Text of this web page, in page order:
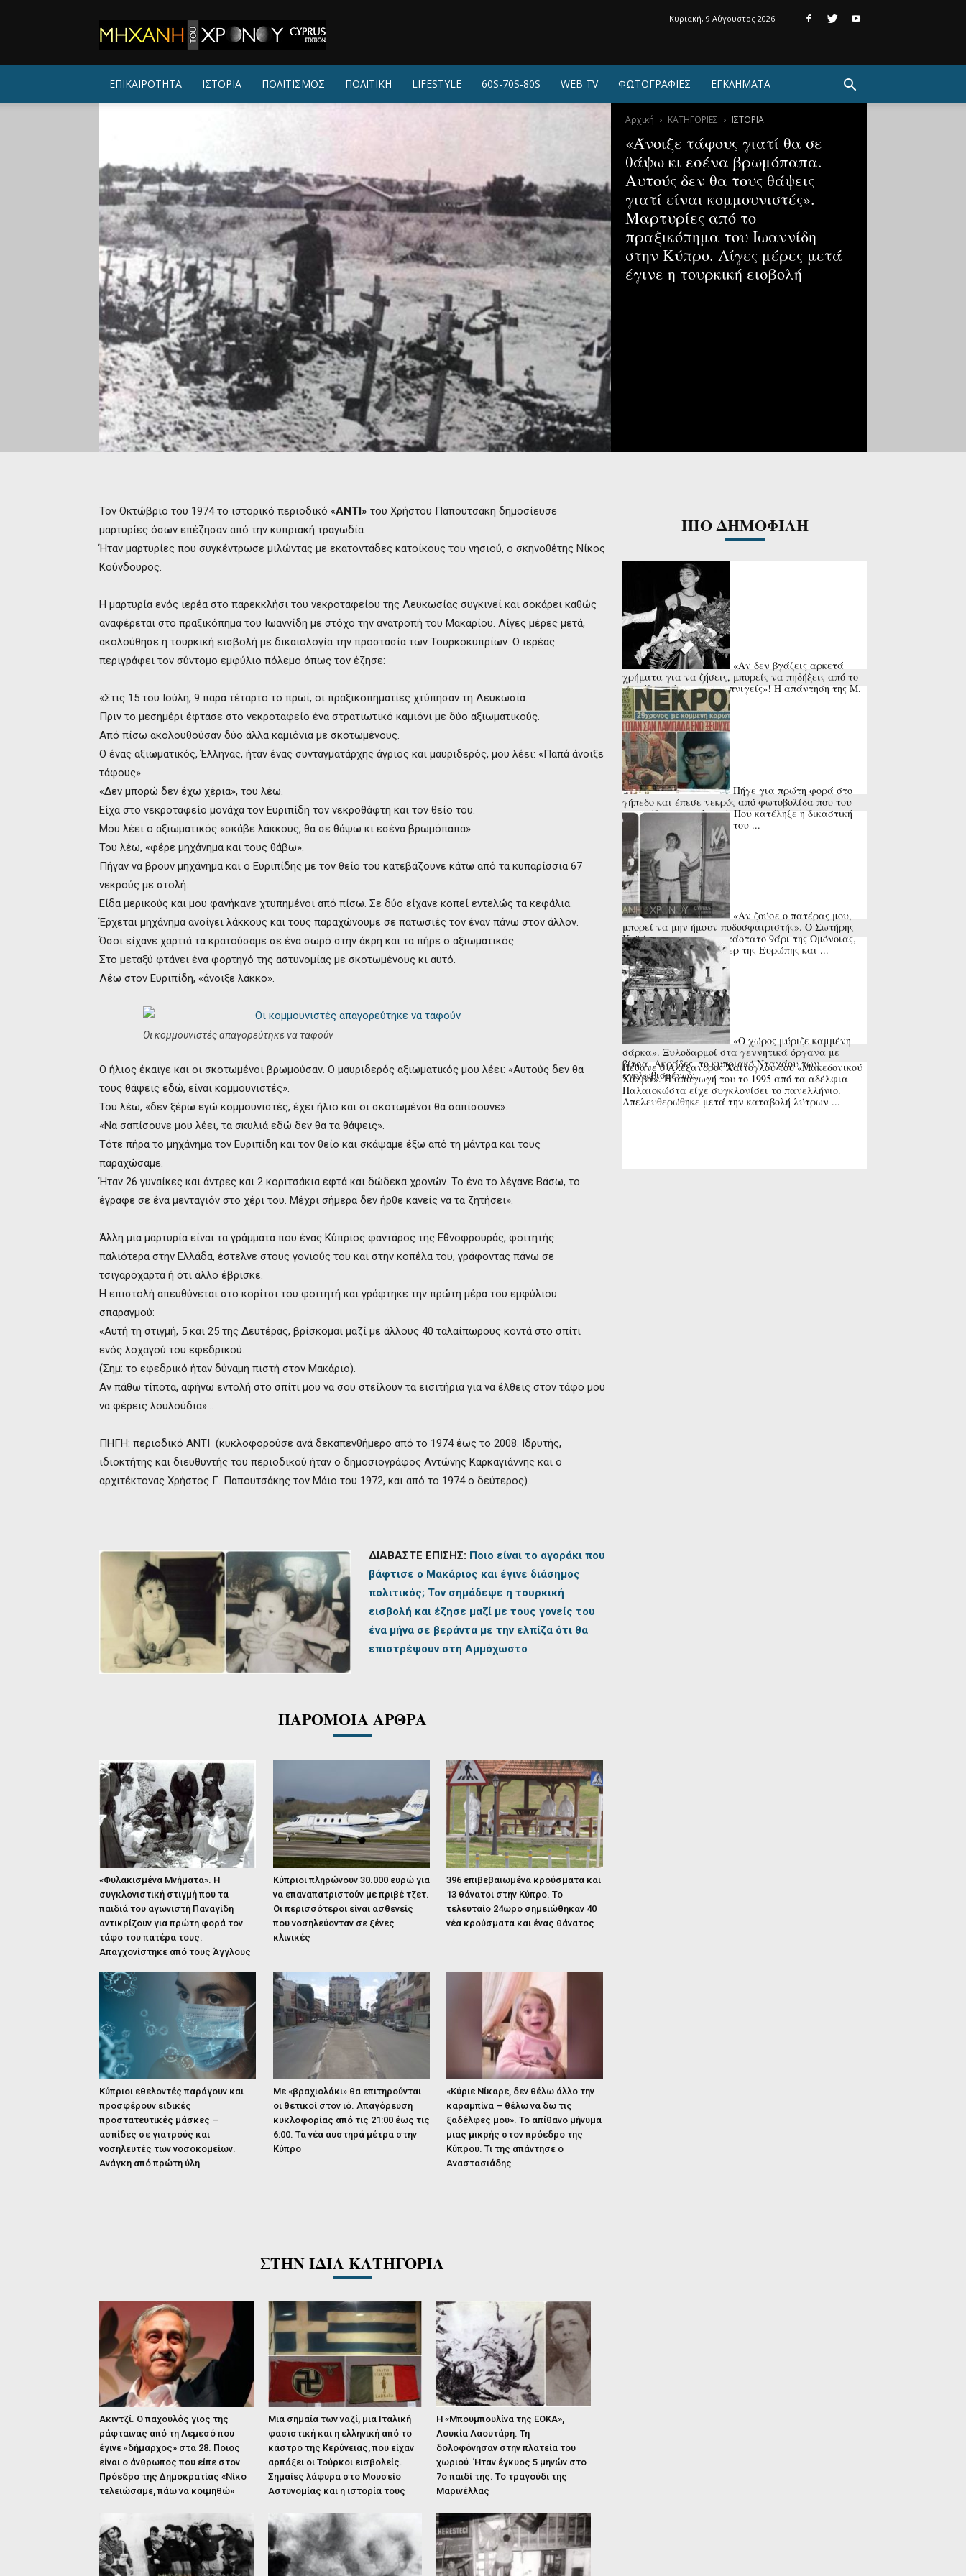
ΤΟΥ
ΧΡΟΝΟΥ
Κυριακή, 9 Αύγουστος 2026
ΕΠΙΚΑΙΡΟΤΗΤΑ ΙΣΤΟΡΙΑ ΠΟΛΙΤΙΣΜΟΣ ΠΟΛΙΤΙΚΗ LIFESTYLE 60S-70S-80S WEB TV ΦΩΤΟΓΡΑΦΙΕΣ ΕΓΚΛΗΜΑΤΑ
Αρχική ΚΑΤΗΓΟΡΙΕΣ ΙΣΤΟΡΙΑ
«Άνοιξε τάφους γιατί θα σε
θάψω κι εσένα βρωμόπαπα.
Αυτούς δεν θα τους θάψεις
γιατί είναι κομμουνιστές».
Μαρτυρίες από το
πραξικόπημα του Ιωαννίδη
στην Κύπρο. Λίγες μέρες μετά
έγινε η τουρκική εισβολή
Τον Οκτώβριο του 1974 το ιστορικό περιοδικό «ΑΝΤΙ» του Χρήστου Παπουτσάκη δημοσίευσε
μαρτυρίες όσων επέζησαν από την κυπριακή τραγωδία.
Ήταν μαρτυρίες που συγκέντρωσε μιλώντας με εκατοντάδες κατοίκους του νησιού, ο σκηνοθέτης Νίκος
Κούνδουρος.
Η μαρτυρία ενός ιερέα στο παρεκκλήσι του νεκροταφείου της Λευκωσίας συγκινεί και σοκάρει καθώς
αναφέρεται στο πραξικόπημα του Ιωαννίδη με στόχο την ανατροπή του Μακαρίου. Λίγες μέρες μετά,
ακολούθησε η τουρκική εισβολή με δικαιολογία την προστασία των Τουρκοκυπρίων. Ο ιερέας
περιγράφει τον σύντομο εμφύλιο πόλεμο όπως τον έζησε:
«Στις 15 του Ιούλη, 9 παρά τέταρτο το πρωί, οι πραξικοπηματίες χτύπησαν τη Λευκωσία.
Πριν το μεσημέρι έφτασε στο νεκροταφείο ένα στρατιωτικό καμιόνι με δύο αξιωματικούς.
Από πίσω ακολουθούσαν δύο άλλα καμιόνια με σκοτωμένους.
Ο ένας αξιωματικός, Έλληνας, ήταν ένας συνταγματάρχης άγριος και μαυριδερός, μου λέει: «Παπά άνοιξε
τάφους».
«Δεν μπορώ δεν έχω χέρια», του λέω.
Είχα στο νεκροταφείο μονάχα τον Ευριπίδη τον νεκροθάφτη και τον θείο του.
Μου λέει ο αξιωματικός «σκάβε λάκκους, θα σε θάψω κι εσένα βρωμόπαπα».
Του λέω, «φέρε μηχάνημα και τους θάβω».
Πήγαν να βρουν μηχάνημα και ο Ευριπίδης με τον θείο του κατεβάζουνε κάτω από τα κυπαρίσσια 67
νεκρούς με στολή.
Είδα μερικούς και μου φανήκανε χτυπημένοι από πίσω. Σε δύο είχανε κοπεί εντελώς τα κεφάλια.
Έρχεται μηχάνημα ανοίγει λάκκους και τους παραχώνουμε σε πατωσιές τον έναν πάνω στον άλλον.
Όσοι είχανε χαρτιά τα κρατούσαμε σε ένα σωρό στην άκρη και τα πήρε ο αξιωματικός.
Στο μεταξύ φτάνει ένα φορτηγό της αστυνομίας με σκοτωμένους κι αυτό.
Λέω στον Ευριπίδη, «άνοιξε λάκκο».
Οι κομμουνιστές απαγορεύτηκε να ταφούν
Ο ήλιος έκαιγε και οι σκοτωμένοι βρωμούσαν. Ο μαυριδερός αξιωματικός μου λέει: «Αυτούς δεν θα
τους θάψεις εδώ, είναι κομμουνιστές».
Του λέω, «δεν ξέρω εγώ κομμουνιστές, έχει ήλιο και οι σκοτωμένοι θα σαπίσουνε».
«Να σαπίσουνε μου λέει, τα σκυλιά εδώ δεν θα τα θάψεις».
Τότε πήρα το μηχάνημα τον Ευριπίδη και τον θείο και σκάψαμε έξω από τη μάντρα και τους
παραχώσαμε.
Ήταν 26 γυναίκες και άντρες και 2 κοριτσάκια εφτά και δώδεκα χρονών. Το ένα το λέγανε Βάσω, το
έγραφε σε ένα μενταγιόν στο χέρι του. Μέχρι σήμερα δεν ήρθε κανείς να τα ζητήσει».
Άλλη μια μαρτυρία είναι τα γράμματα που ένας Κύπριος φαντάρος της Εθνοφρουράς, φοιτητής
παλιότερα στην Ελλάδα, έστελνε στους γονιούς του και στην κοπέλα του, γράφοντας πάνω σε
τσιγαρόχαρτα ή ότι άλλο έβρισκε.
Η επιστολή απευθύνεται στο κορίτσι του φοιτητή και γράφτηκε την πρώτη μέρα του εμφύλιου
σπαραγμού:
«Αυτή τη στιγμή, 5 και 25 της Δευτέρας, βρίσκομαι μαζί με άλλους 40 ταλαίπωρους κοντά στο σπίτι
ενός λοχαγού του εφεδρικού.
(Σημ: το εφεδρικό ήταν δύναμη πιστή στον Μακάριο).
Αν πάθω τίποτα, αφήνω εντολή στο σπίτι μου να σου στείλουν τα εισιτήρια για να έλθεις στον τάφο μου
να φέρεις λουλούδια»…
ΠΗΓΗ: περιοδικό ΑΝΤΙ (κυκλοφορούσε ανά δεκαπενθήμερο από το 1974 έως το 2008. Ιδρυτής,
ιδιοκτήτης και διευθυντής του περιοδικού ήταν ο δημοσιογράφος Αντώνης Καρκαγιάννης και ο
αρχιτέκτονας Χρήστος Γ. Παπουτσάκης τον Μάιο του 1972, και από το 1974 ο δεύτερος).
ΔΙΑΒΑΣΤΕ ΕΠΙΣΗΣ: Ποιο είναι το αγοράκι που
βάφτισε ο Μακάριος και έγινε διάσημος
πολιτικός; Τον σημάδεψε η τουρκική
εισβολή και έζησε μαζί με τους γονείς του
ένα μήνα σε βεράντα με την ελπίζα ότι θα
επιστρέψουν στη Αμμόχωστο
ΠΑΡΟΜΟΙΑ ΑΡΘΡΑ
«Φυλακισμένα Μνήματα». Η
συγκλονιστική στιγμή που τα
παιδιά του αγωνιστή Παναγίδη
αντικρίζουν για πρώτη φορά τον
τάφο του πατέρα τους.
Απαγχονίστηκε από τους Άγγλους
Κύπριοι πληρώνουν 30.000 ευρώ για
να επαναπατριστούν με πριβέ τζετ.
Οι περισσότεροι είναι ασθενείς
που νοσηλεύονταν σε ξένες
κλινικές
396 επιβεβαιωμένα κρούσματα και
13 θάνατοι στην Κύπρο. Το
τελευταίο 24ωρο σημειώθηκαν 40
νέα κρούσματα και ένας θάνατος
Κύπριοι εθελοντές παράγουν και
προσφέρουν ειδικές
προστατευτικές μάσκες –
ασπίδες σε γιατρούς και
νοσηλευτές των νοσοκομείων.
Ανάγκη από πρώτη ύλη
Με «βραχιολάκι» θα επιτηρούνται
οι θετικοί στον ιό. Απαγόρευση
κυκλοφορίας από τις 21:00 έως τις
6:00. Τα νέα αυστηρά μέτρα στην
Κύπρο
«Κύριε Νίκαρε, δεν θέλω άλλο την
καραμπίνα – θέλω να δω τις
ξαδέλφες μου». Το απίθανο μήνυμα
μιας μικρής στον πρόεδρο της
Κύπρου. Τι της απάντησε ο
Αναστασιάδης
ΣΤΗΝ ΙΔΙΑ ΚΑΤΗΓΟΡΙΑ
Ακιντζί. Ο παχουλός γιος της
ράφταινας από τη Λεμεσό που
έγινε «δήμαρχος» στα 28. Ποιος
είναι ο άνθρωπος που είπε στον
Πρόεδρο της Δημοκρατίας «Νίκο
τελειώσαμε, πάω να κοιμηθώ»
Μια σημαία των ναζί, μια Ιταλική
φασιστική και η ελληνική από το
κάστρο της Κερύνειας, που είχαν
αρπάξει οι Τούρκοι εισβολείς.
Σημαίες λάφυρα στο Μουσείο
Αστυνομίας και η ιστορία τους
Η «Μπουμπουλίνα της ΕΟΚΑ»,
Λουκία Λαουτάρη. Τη
δολοφόνησαν στην πλατεία του
χωριού. Ήταν έγκυος 5 μηνών στο
7ο παιδί της. Το τραγούδι της
Μαρινέλλας
ΠΙΟ ΔΗΜΟΦΙΛΗ
«Αν δεν βγάζεις αρκετά
χρήματα για να ζήσεις, μπορείς να πηδήξεις από το
παράθυρο ή να πας να πνιγείς»! Η απάντηση της Μ.
Κάλας στη ...
Πήγε για πρώτη φορά στο
γήπεδο και έπεσε νεκρός από φωτοβολίδα που του
καρφώθηκε στον λαιμό. Που κατέληξε η δικαστική
έρευνα για τον θάνατο του ...
«Αν ζούσε ο πατέρας μου,
μπορεί να μην ήμουν ποδοσφαιριστής». Ο Σωτήρης
Καϊάφας, το αναντικατάστατο 9άρι της Ομόνοιας,
που βγήκε πρώτος σκόρερ της Ευρώπης και ...
«Ο χώρος μύριζε καμμένη
σάρκα». Ξυλοδαρμοί στα γεννητικά όργανα με
βίτσα. Ακράδες, το κυπριακό Νταχάου των
εγκλωβισμένων.
Πέθανε ο Αλέξανδρος Χαΐτογλου του «Μακεδονικού
Χαλβά». Η απαγωγή του το 1995 από τα αδέλφια
Παλαιοκώστα είχε συγκλονίσει το πανελλήνιο.
Απελευθερώθηκε μετά την καταβολή λύτρων ...